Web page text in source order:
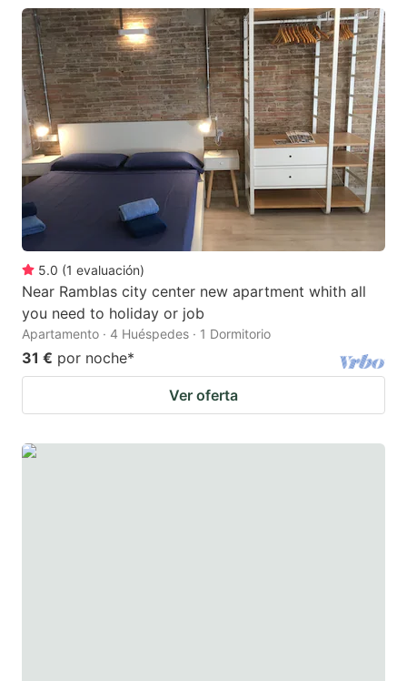
5.0 (1 evaluación)
Near Ramblas city center new apartment whith all
you need to holiday or job
Apartamento · 4 Huéspedes · 1 Dormitorio
31 € por noche*
Ver oferta